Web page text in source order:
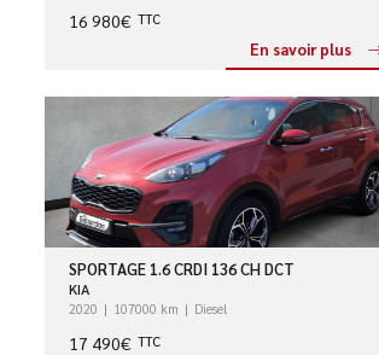
16 980€ TTC
En savoir plus
SPORTAGE 1.6 CRDI 136 CH DCT
KIA
2020 107000 km Diesel
17 490€ TTC